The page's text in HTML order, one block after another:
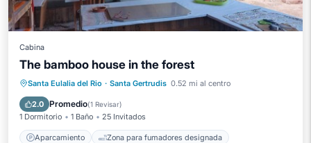
Cabina
The bamboo house in the forest
Santa Eulalia del Rio · Santa Gertrudis 0.52 mi al centro
2.0 Promedio(1 Revisar)
1 Dormitorio 1 Baño 25 Invitados
Aparcamiento Zona para fumadores designada
Aparcamiento
Zona para fumadores designada